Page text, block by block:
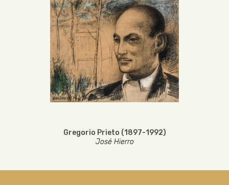
Gregorio Prieto (1897-1992)
José Hierro